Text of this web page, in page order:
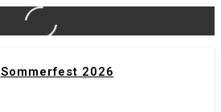
Sommerfest 2026